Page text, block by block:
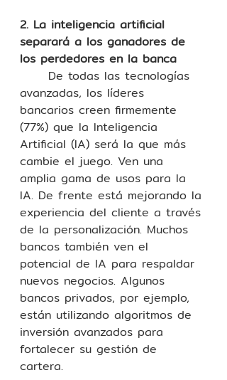
2. La inteligencia artificial
separará a los ganadores de
los perdedores en la banca
avanzadas, los líderes
bancarios creen firmemente
(77%) que la Inteligencia
Artificial (IA) será la que más
cambie el juego. Ven una
amplia gama de usos para la
IA. De frente está mejorando la
experiencia del cliente a través
de la personalización. Muchos
bancos también ven el
potencial de IA para respaldar
nuevos negocios. Algunos
bancos privados, por ejemplo,
están utilizando algoritmos de
inversión avanzados para
fortalecer su gestión de
cartera.